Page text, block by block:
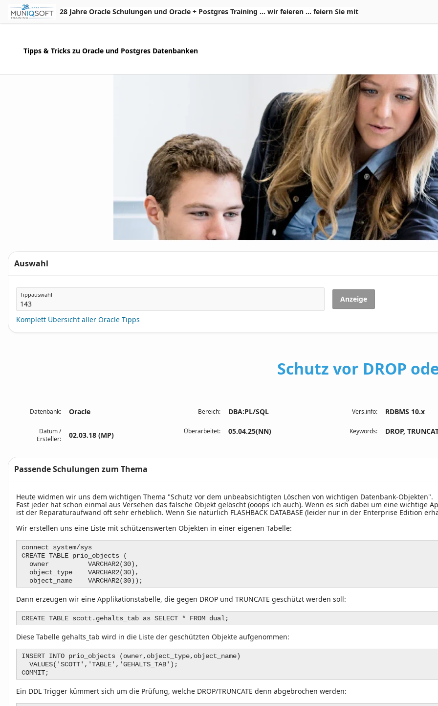
Skip to Main Content
28 Jahre Oracle Schulungen und Oracle + Postgres Training ... wir feieren ... feiern Sie mit
Tipps & Tricks zu Oracle und Postgres Datenbanken
Auswahl
Tippauswahl Anzeige
Komplett Übersicht aller Oracle Tipps
Schutz vor DROP
Datenbank: Oracle Bereich: DBA:PL/SQL Vers.info: RDBMS 10.x
Datum /
Ersteller:
02.03.18 (MP) Überarbeitet: 05.04.25(NN) Keywords: DROP,
Passende Schulungen zum Thema
Text
Heute widmen wir uns dem wichtigen Thema "Schutz vor dem unbeabsichtigten Löschen von wichtigen Datenbank-Objekten".
Fast jeder hat schon einmal aus Versehen das falsche Objekt gelöscht (ooops ich auch). Wenn es sich dabei um eine wichtige
ist der Reparaturaufwand oft sehr erheblich. Wenn Sie natürlich FLASHBACK DATABASE (leider nur in der Enterprise Edition
Wir erstellen uns eine Liste mit schützenswerten Objekten in einer eigenen Tabelle:
connect system/sys
CREATE TABLE prio_objects (
owner VARCHAR2(30),
object_type VARCHAR2(30),
object_name VARCHAR2(30));
Dann erzeugen wir eine Applikationstabelle, die gegen DROP und TRUNCATE geschützt werden soll:
CREATE TABLE scott.gehalts_tab as SELECT * FROM dual;
Diese Tabelle gehalts_tab wird in die Liste der geschützten Objekte aufgenommen:
INSERT INTO prio_objects (owner,object_type,object_name)
VALUES('SCOTT','TABLE','GEHALTS_TAB');
COMMIT;
Ein DDL Trigger kümmert sich um die Prüfung, welche DROP/TRUNCATE denn abgebrochen werden: